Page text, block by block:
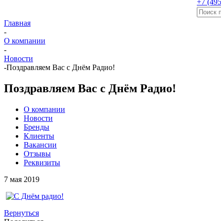
+7
Главная
-
О компании
-
Новости
-Поздравляем Вас с Днём Радио!
Поздравляем Вас с Днём Радио!
О компании
Новости
Бренды
Клиенты
Вакансии
Отзывы
Реквизиты
7 мая 2019
Вернуться